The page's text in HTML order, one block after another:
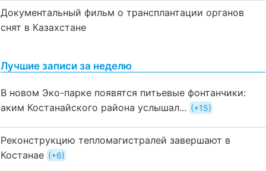
Документальный фильм о трансплантации органов
снят в Казахстане
Лучшие записи за неделю
В новом Эко-парке появятся питьевые фонтанчики:
аким Костанайского района услышал...
+15
Реконструкцию тепломагистралей завершают в
Костанае
+6